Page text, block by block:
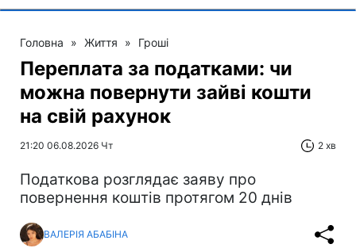
Головна » Життя » Гроші
Переплата за податками: чи
можна повернути зайві кошти
на свій рахунок
21:20 06.08.2026 Чт 2 хв
Податкова розглядає заяву про
повернення коштів протягом 20 днів
ВАЛЕРІЯ АБАБІНА